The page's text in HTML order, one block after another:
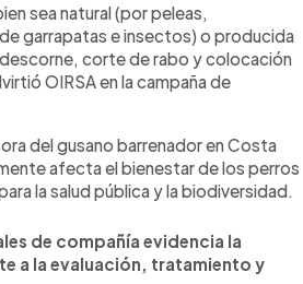
sea natural (por peleas,
garrapatas e insectos) o producida
corte de rabo y colocación
OIRSA en la campaña de
del gusano barrenador en Costa
afecta el bienestar de los perros
la salud pública y la biodiversidad.
de compañía evidencia la
a la evaluación, tratamiento y